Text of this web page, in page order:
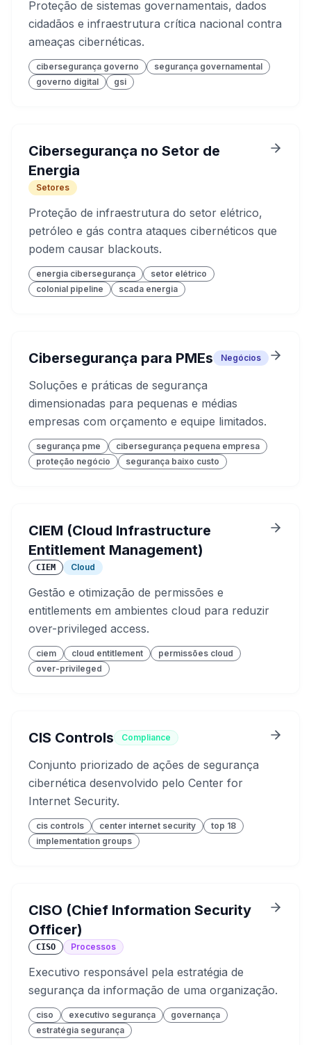
Proteção de sistemas governamentais, dados
cidadãos e infraestrutura crítica nacional contra
ameaças cibernéticas.
cibersegurança governo
segurança governamental
governo digital
gsi
Cibersegurança no Setor de
Energia
Setores
Proteção de infraestrutura do setor elétrico,
petróleo e gás contra ataques cibernéticos que
podem causar blackouts.
energia cibersegurança
setor elétrico
colonial pipeline
scada energia
Cibersegurança para PMEs Negócios
Soluções e práticas de segurança
dimensionadas para pequenas e médias
empresas com orçamento e equipe limitados.
segurança pme
cibersegurança pequena empresa
proteção negócio
segurança baixo custo
CIEM (Cloud Infrastructure
Entitlement Management)
CIEM Cloud
Gestão e otimização de permissões e
entitlements em ambientes cloud para reduzir
over-privileged access.
ciem cloud entitlement
permissões cloud
over-privileged
CIS Controls Compliance
Conjunto priorizado de ações de segurança
cibernética desenvolvido pelo Center for
Internet Security.
cis controls center internet security
top 18
implementation groups
CISO (Chief Information Security
Officer)
CISO Processos
Executivo responsável pela estratégia de
segurança da informação de uma organização.
ciso executivo segurança
governança
estratégia segurança